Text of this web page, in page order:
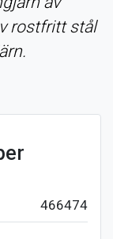
rostfritt stål
466474